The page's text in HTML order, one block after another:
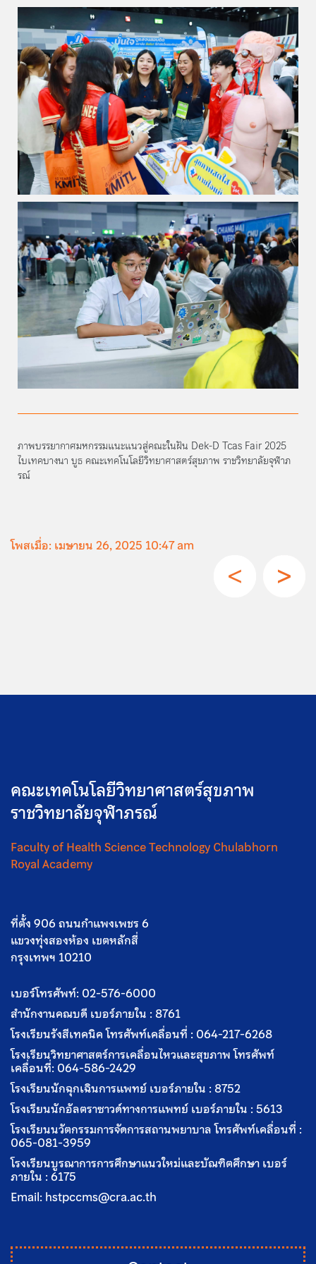
ภาพบรรยากาศมหกรรมแนะแนวสู่คณะในฝัน Dek-D Tcas Fair 2025
ไบเทคบางนา บูธ คณะเทคโนโลยีวิทยาศาสตร์สุขภาพ ราชวิทยาลัยจุฬาภ
รณ์
โพสเมื่อ: เมษายน 26, 2025 10:47 am
คณะเทคโนโลยีวิทยาศาสตร์สุขภาพ
ราชวิทยาลัยจุฬาภรณ์
Faculty of Health Science Technology Chulabhorn
Royal Academy
ที่ตั้ง 906 ถนนกำแพงเพชร 6
แขวงทุ่งสองห้อง เขตหลักสี่
กรุงเทพฯ 10210
เบอร์โทรศัพท์: 02-576-6000
สำนักงานคณบดี เบอร์ภายใน : 8761
โรงเรียนรังสีเทคนิค โทรศัพท์เคลื่อนที่ : 064-217-6268
โรงเรียนวิทยาศาสตร์การเคลื่อนไหวและสุขภาพ โทรศัพท์
เคลื่อนที่: 064-586-2429
โรงเรียนนักฉุกเฉินการแพทย์ เบอร์ภายใน : 8752
โรงเรียนนักอัลตราซาวด์ทางการแพทย์ เบอร์ภายใน :5613
โรงเรียนนวัตกรรมการจัดการสถานพยาบาล โทรศัพท์เคลื่อนที่ :
065-081-3959
โรงเรียนบูรณาการการศึกษาแนวใหม่และบัณฑิตศึกษา เบอร์
ภายใน :6175
Email: hstpccms@cra.ac.th